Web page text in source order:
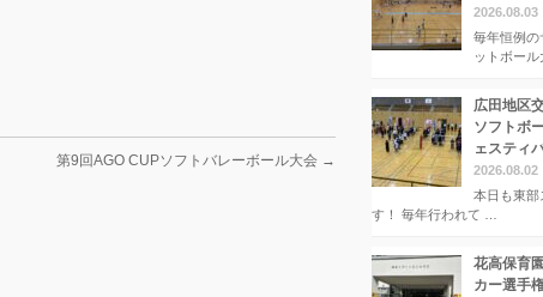
第9回AGO CUPソフトバレーボール大会 →
2026.08.03
毎年恒例
ットボール
広田地区
ソフトボ
ェスティ
2026.08.02
本日も東部
す！ 毎年行われて …
花高保育
カー選手